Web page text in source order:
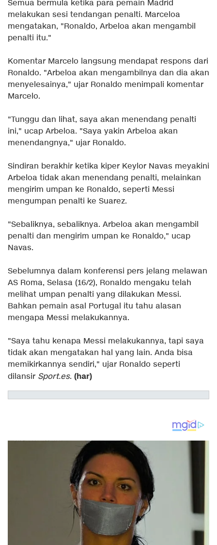
Semua bermula ketika para pemain Madrid
melakukan sesi tendangan penalti. Marceloa
mengatakan, "Ronaldo, Arbeloa akan mengambil
penalti itu."
Komentar Marcelo langsung mendapat respons dari
Ronaldo. "Arbeloa akan mengambilnya dan dia akan
menyelesainya," ujar Ronaldo menimpali komentar
Marcelo.
"Tunggu dan lihat, saya akan menendang penalti
ini," ucap Arbeloa. "Saya yakin Arbeloa akan
menendangnya," ujar Ronaldo.
Sindiran berakhir ketika kiper Keylor Navas meyakini
Arbeloa tidak akan menendang penalti, melainkan
mengirim umpan ke Ronaldo, seperti Messi
mengumpan penalti ke Suarez.
"Sebaliknya, sebaliknya. Arbeloa akan mengambil
penalti dan mengirim umpan ke Ronaldo," ucap
Navas.
Sebelumnya dalam konferensi pers jelang melawan
AS Roma, Selasa (16/2), Ronaldo mengaku telah
melihat umpan penalti yang dilakukan Messi.
Bahkan pemain asal Portugal itu tahu alasan
mengapa Messi melakukannya.
"Saya tahu kenapa Messi melakukannya, tapi saya
tidak akan mengatakan hal yang lain. Anda bisa
memikirkannya sendiri," ujar Ronaldo seperti
dilansir Sport.es. (har)